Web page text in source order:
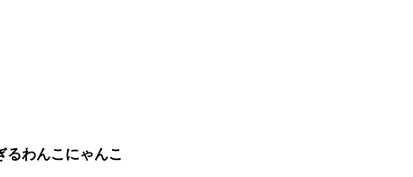
るわんこにゃんこ